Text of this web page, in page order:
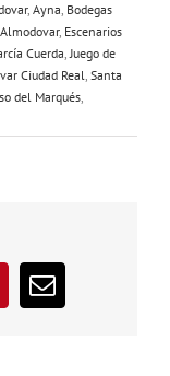
, Ayna Bodegas
, Escenarios
Cuerda Juego de
Ciudad Real Santa
del Marqués
PinterestEmail